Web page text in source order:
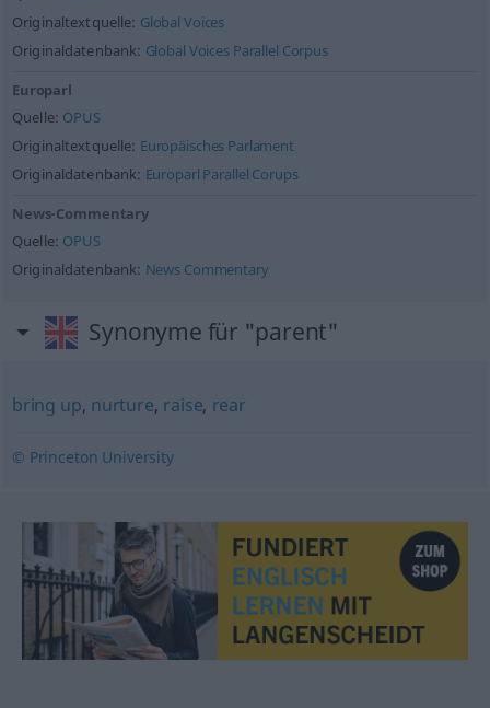
Originaltextquelle: Global Voices
Originaldatenbank: Global Voices Parallel Corpus
Europarl
Quelle: OPUS
Originaltextquelle: Europäisches Parlament
Originaldatenbank: Europarl Parallel Corups
News-Commentary
Quelle: OPUS
Originaldatenbank: News Commentary
Synonyme für "parent"
bring up, nurture, raise, rear
© Princeton University